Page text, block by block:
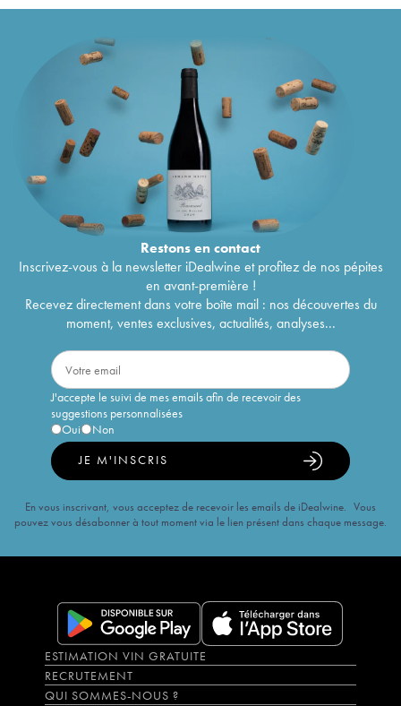
Restons encontact
Inscrivez-vous à la newsletter iDealwine et profitez de nos pépites
en avant-première !
Recevez directement dans votre boîte mail : nos découvertes du
moment, ventes exclusives, actualités, analyses...
J'accepte le suivi de mes emails afin de recevoir des
suggestions personnalisées
Oui
Non
JE M'INSCRIS
En vous inscrivant, vous acceptez de recevoir les emails de iDealwine. Vous
pouvez vous désabonner à tout moment via le lien présent dans chaque message.
ESTIMATION VIN GRATUITE
RECRUTEMENT
QUI SOMMES-NOUS ?